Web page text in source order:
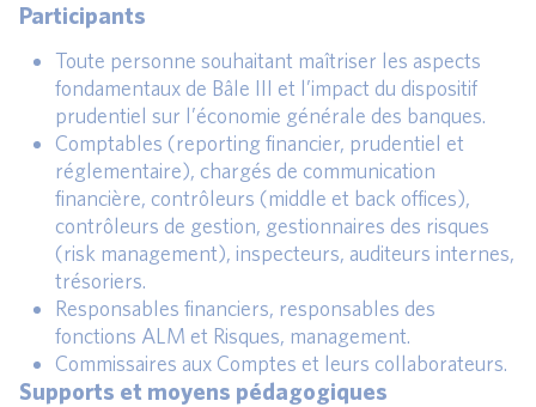
Participants
Toute personne souhaitant maîtriser les aspects
fondamentaux de Bâle III et l’impact du dispositif
prudentiel sur l’économie générale des banques.
Comptables (reporting financier, prudentiel et
réglementaire), chargés de communication
financière, contrôleurs (middle et back offices),
contrôleurs de gestion, gestionnaires des risques
(risk management), inspecteurs, auditeurs internes,
trésoriers.
Responsables financiers, responsables des
fonctions ALM et Risques, management.
Commissaires aux Comptes et leurs collaborateurs.
Supports et moyens pédagogiques